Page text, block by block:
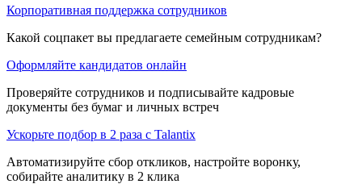
Корпоративная поддержка сотрудников
Какой соцпакет вы предлагаете семейным сотрудникам?
Оформляйте кандидатов онлайн
Проверяйте сотрудников и подписывайте кадровые
документы без бумаг и личных встреч
Ускорьте подбор в 2 раза с Talantix
Автоматизируйте сбор откликов, настройте воронку,
собирайте аналитику в 2 клика